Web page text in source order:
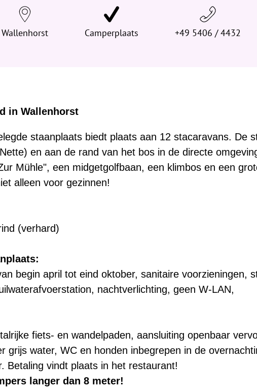
Wallenhorst Camperplaats +49 5406 / 4432
in Wallenhorst
staanplaats biedt plaats aan 12 stacaravans. De
en aan de rand van het bos in de directe
Mühle", een midgetgolfbaan, een klimbos en een
alleen voor gezinnen!
(verhard)
begin april tot eind oktober, sanitaire voorzieningen,
nachtverlichting, geen W-LAN,
fiets- en wandelpaden, aansluiting openbaar
grijs water, WC en honden inbegrepen in de
Betaling vindt plaats in het restaurant!
langer dan 8 meter!